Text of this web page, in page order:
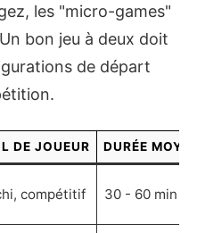
les "micro-games"
bon jeu à deux doit
de départ
DE JOUEUR DURÉE
compétitif 30 - 60 min